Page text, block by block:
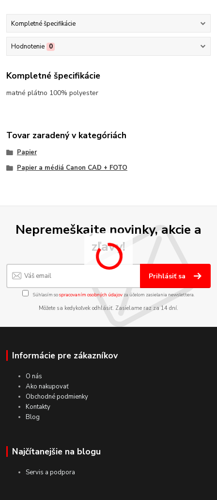
Kompletné špecifikácie
Hodnotenie 0
Kompletné špecifikácie
matné plátno 100% polyester
Tovar zaradený v kategóriách
Papier
Papier a médiá Canon CAD + FOTO
Nepremeškajte novinky, akcie a
zľavy!
Prihlásiť sa
Súhlasím sospracovaním osobných údajov za účelom zasielania newslettera.
Môžete sa kedykoľvek odhlásiť. Zasielame raz za 14 dní.
Informácie pre zákazníkov
O nás
Ako nakupovať
Obchodné podmienky
Kontakty
Blog
Najčítanejšie na blogu
Servis a podpora